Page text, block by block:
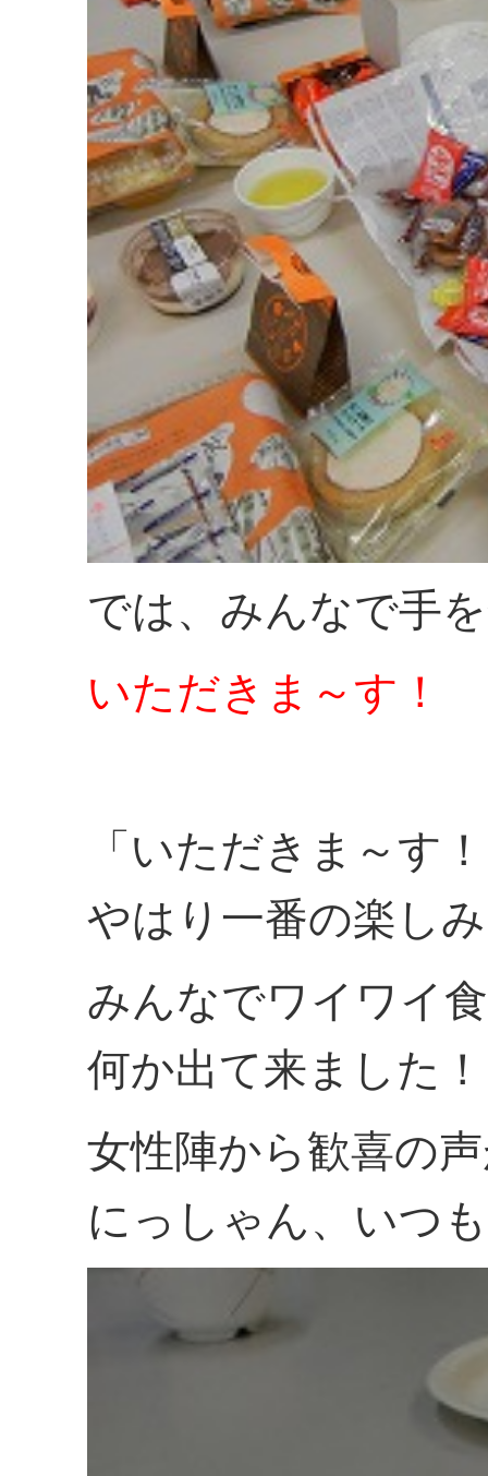
では、みんなで手
いただきま～す！
「いただきま～す
やはり一番の楽し
みんなでワイワイ
何か出て来ました
女性陣から歓喜の
にっしゃん、いつ